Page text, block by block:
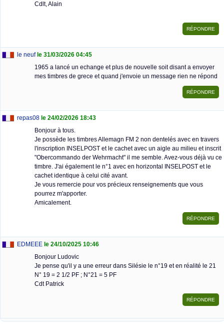
Cdlt, Alain
le neufle 31/03/2026 04:45
1965 a lancé un echange et plus de nouvelle soit disant a envoyer
mes timbres de grece et quand j'envoie un message rien ne répond
repas08 le 24/02/2026 18:43
Bonjour à tous.
Je possède les timbres Allemagn FM 2 non dentelés avec en travers
l'inscription INSELPOST et le cachet avec un aigle au milieu et inscrit
"Obercommando der Wehrmacht" il me semble. Avez-vous déjà vu ce
timbre. J'ai également le n°1 avec en horizontal INSELPOST et le
cachet identique à celui cité avant.
Je vous remercie pour vos précieux renseignements que vous
pourrez m'apporter.
Amicalement.
EDMEEE le 24/10/2025 10:46
Bonjour Ludovic
Je pense qu'il y a une erreur dans Silésie le n°19 et en réalité le 21
N° 19 = 2 1/2 PF ; N°21 = 5 PF
Cdt Patrick